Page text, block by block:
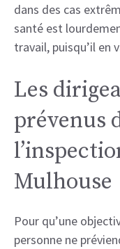
dans des cas
santé est
travail, puisqu’il en
Les
prévenus
Mulhouse
Pour qu’une
personne ne